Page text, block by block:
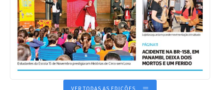
VER TODAS AS EDIÇÕES